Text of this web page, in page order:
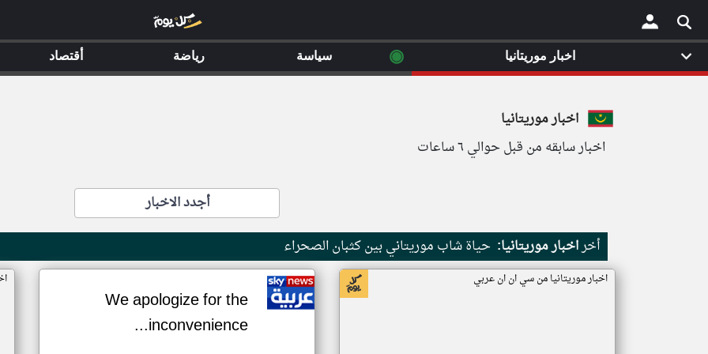
×
اخبار موريتانيا
اخبار سابقه من قبل حوالي ٦ ساعات
أجدد الاخبار
أخراخبار موريتانيا: حياة شاب موريتاني بين كثبان الصحراء
اخبار موريتانيا من سي ان ان عربي
We apologize for the
inconvenience...
اخبار موريتانيا ◉ سياسة رياضة أقتصاد